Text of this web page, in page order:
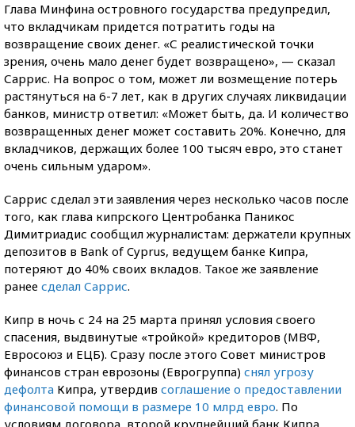
Глава Минфина островного государства предупредил,
что вкладчикам придется потратить годы на
возвращение своих денег. «С реалистической точки
зрения, очень мало денег будет возвращено», — сказал
Саррис. На вопрос о том, может ли возмещение потерь
растянуться на 6-7 лет, как в других случаях ликвидации
банков, министр ответил: «Может быть, да. И количество
возвращенных денег может составить 20%. Конечно, для
вкладчиков, держащих более 100 тысяч евро, это станет
очень сильным ударом».
Саррис сделал эти заявления через несколько часов после
того, как глава кипрского Центробанка Паникос
Димитриадис сообщил журналистам: держатели крупных
депозитов в Bank of Cyprus, ведущем банке Кипра,
потеряют до 40% своих вкладов. Такое же заявление
ранее сделал Саррис.
Кипр в ночь с 24 на 25 марта принял условия своего
спасения, выдвинутые «тройкой» кредиторов (МВФ,
Евросоюз и ЕЦБ). Сразу после этого Совет министров
финансов стран еврозоны (Еврогруппа) снял угрозу
дефолта Кипра, утвердив соглашение о предоставлении
финансовой помощи в размере 10 млрд евро. По